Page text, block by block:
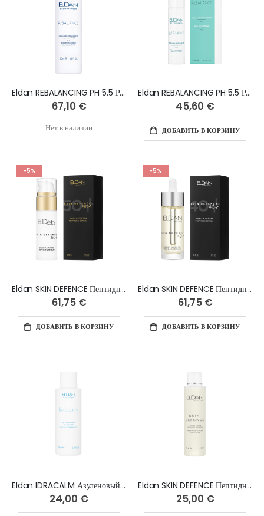
Eldan REBALANCING PH 5.5 Ребалансирующий Крем с пребиотиком 200 ml
67,10 €
Нет в наличии
Eldan REBALANCING PH 5.5 Ребалансирующий Крем с пребиотиком 50 ml
45,60 €
ДОБАВИТЬ В КОРЗИНУ
-5%
Eldan SKIN DEFENCE Пептидный серум 50+, 30 мл
61,75 €
ДОБАВИТЬ В КОРЗИНУ
-5%
Eldan SKIN DEFENCE Пептидный серум 40+, 30 мл
61,75 €
ДОБАВИТЬ В КОРЗИНУ
Eldan IDRACALM Азуленовый Очищающий гель - 200 мл
24,00 €
Eldan SKIN DEFENCE Пептидный тоник, 250 мл
25,00 €